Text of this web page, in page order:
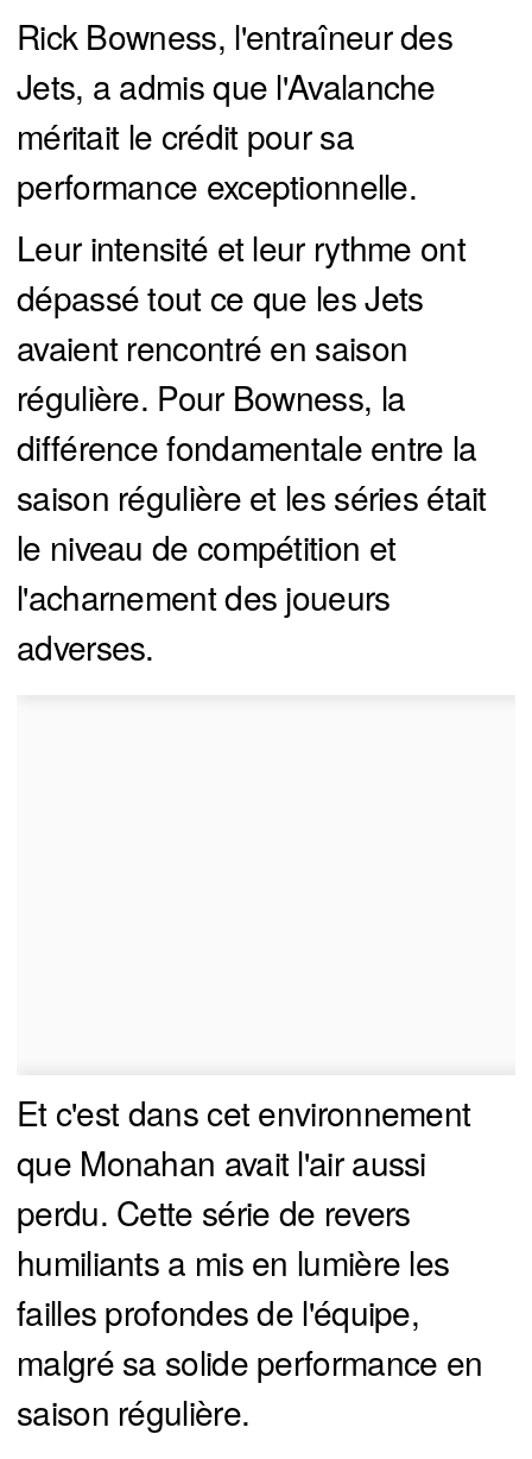
Rick Bowness, l'entraîneur des
Jets, a admis que l'Avalanche
méritait le crédit pour sa
performance exceptionnelle.
Leur intensité et leur rythme ont
dépassé tout ce que les Jets
avaient rencontré en saison
régulière. Pour Bowness, la
différence fondamentale entre la
saison régulière et les séries était
le niveau de compétition et
l'acharnement des joueurs
adverses.
Et c'est dans cet environnement
que Monahan avait l'air aussi
perdu. Cette série de revers
humiliants a mis en lumière les
failles profondes de l'équipe,
malgré sa solide performance en
saison régulière.